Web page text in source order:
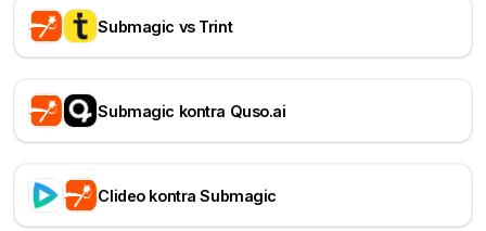
Submagic vs Trint
Submagic kontra Quso.ai
Clideo kontra Submagic